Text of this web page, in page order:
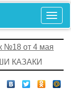
№18 от 4 мая
КАЗАКИ